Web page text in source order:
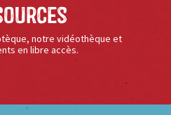
notre vidéothèque et
en libre accès.